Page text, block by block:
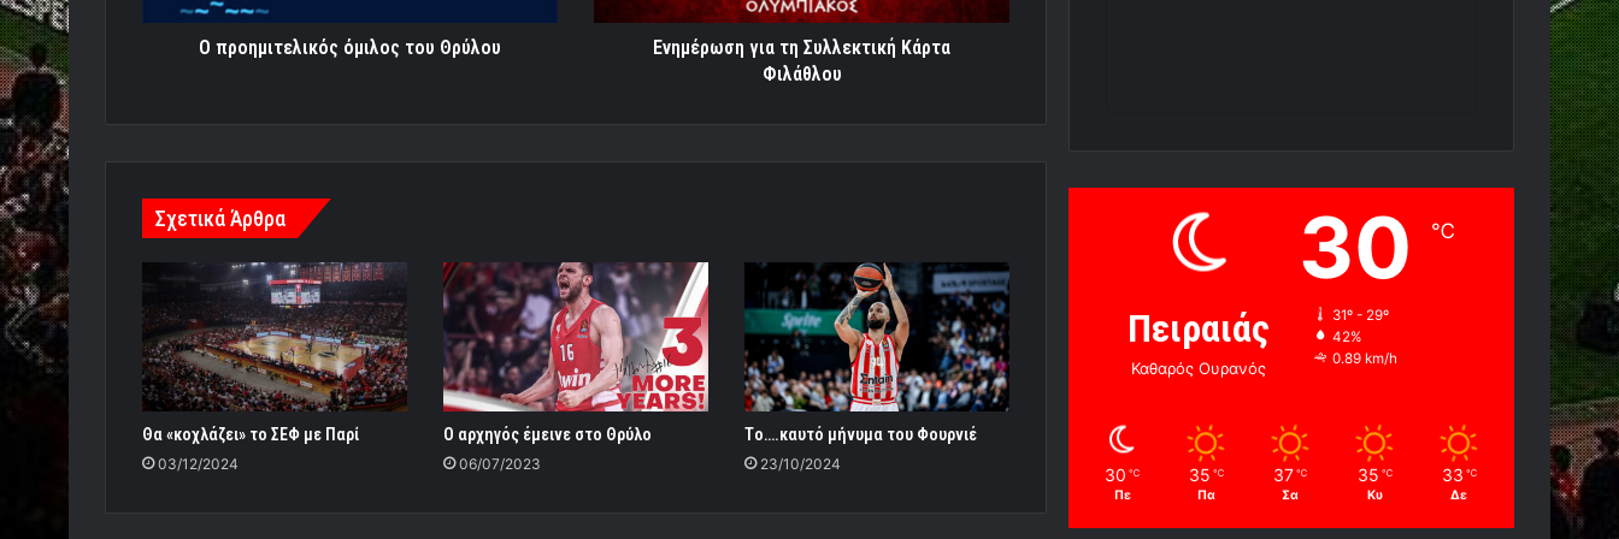
Ο προημιτελικός όμιλος του Θρύλου
Ενημέρωση για τη Συλλεκτική Κάρτα
Φιλάθλου
Σχετικά Άρθρα
Θα «κοχλάζει» το ΣΕΦ με Παρί
03/12/2024
Ο αρχηγός έμεινε στο Θρύλο
06/07/2023
Tο….καυτό μήνυμα του Φουρνιέ
23/10/2024
Πειραιάς
Καθαρός Ουρανός
30 ℃
31º - 29º
42%
0.89 km/h
30 ℃
Πε
35 ℃
Πα
37 ℃
Σα
35 ℃
Κυ
33 ℃
Δε